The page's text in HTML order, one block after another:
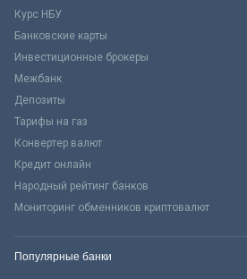
Курс НБУ
Банковские карты
Инвестиционные брокеры
Межбанк
Депозиты
Тарифы на газ
Конвертер валют
Кредит онлайн
Народный рейтинг банков
Мониторинг обменников криптовалют
Популярные банки